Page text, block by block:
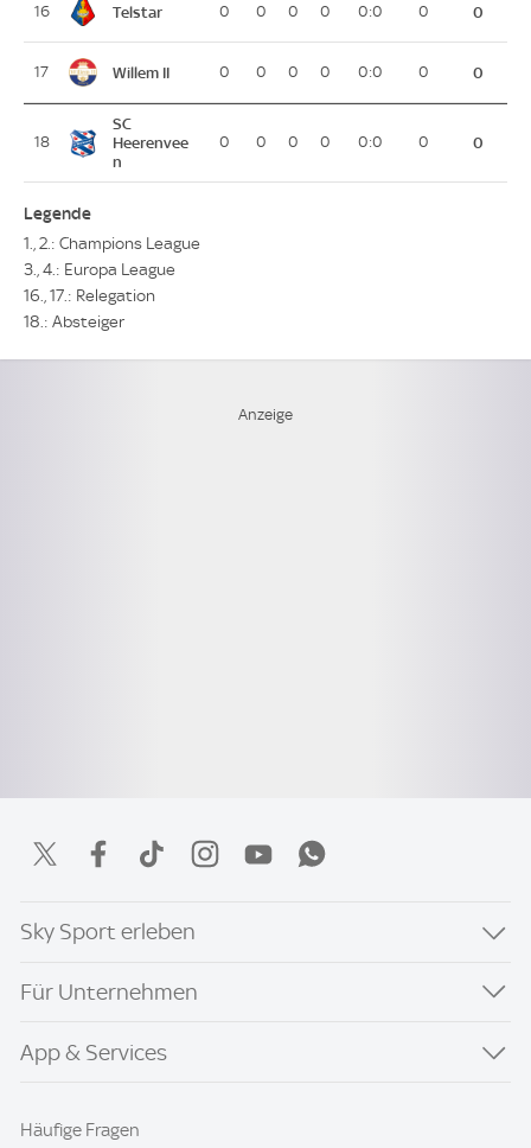
16 Telstar 0 0 0 0 0:0 0 0
17 Willem II 0 0 0 0 0:0 0 0
18
SC
Heerenvee
n
0 0 0 0 0:0 0 0
Legende
1., 2.: Champions League
3., 4.: Europa League
16., 17.: Relegation
18.: Absteiger
Sky Sport erleben
Für Unternehmen
App & Services
Häufige Fragen